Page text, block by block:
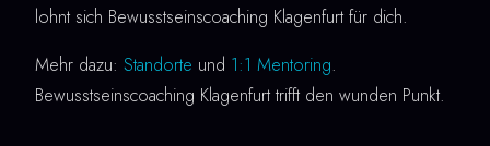
lohnt sich Bewusstseinscoaching Klagenfurt für dich.
Mehr dazu: Standorte und 1:1 Mentoring.
Bewusstseinscoaching Klagenfurt trifft den wunden Punkt.